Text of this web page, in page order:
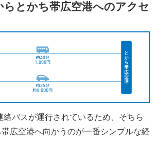
らとかち帯広空港へのアクセ
絡バスが運行されているため、そちら
広空港へ向かうのが一番シンプルな経